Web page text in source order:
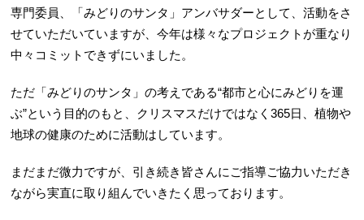
専門委員、「みどりのサンタ」アンバサダーとして、活動をさ
せていただいていますが、今年は様々なプロジェクトが重なり
中々コミットできずにいました。
ただ「みどりのサンタ」の考えである“都市と心にみどりを運
ぶ”という目的のもと、クリスマスだけではなく365日、植物や
地球の健康のために活動はしています。
まだまだ微力ですが、引き続き皆さんにご指導ご協力いただき
ながら実直に取り組んでいきたく思っております。